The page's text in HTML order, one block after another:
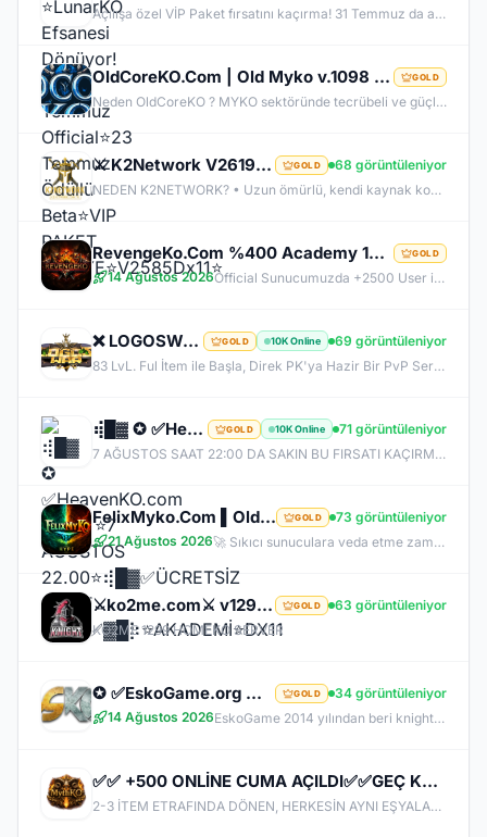
Açılışa özel VİP Paket fırsatını kaçırma! 31 Temmuz da aramıza katıl , unutamayacağın bir deneyim senin olsun!
OldCoreKO.Com | Old Myko v.1098 | Starter + Yan Pus Ücretsiz | Academy : 17 Temmuz 2026 -Cuma 21:00! GOLD
Neden OldCoreKO ? MYKO sektöründe tecrübeli ve güçlü yönetim Oyuncu geri bildirimlerine önem veren şeffaf yapı Play to Win odaklı sistem anlayışı Dengeli ekonomi ve sürdürülebilir oyun yapısı Uzun soluklu, plansız kapanma riski olmayan sunucu vizyonu Deneyimli yönetim ekibimizin rehberliğinde, uzun soluklu ve unutulmaz bir maceraya hazır olun. OldCoreKO; heyecan dolu bir ortam, PK temposunun hiç durmadığı ve MYKO’nun özünü sonuna kadar yaşayabileceğiniz eşsiz bir atmosfer.
⚔️ K2Network V2619 – Yeni Nesil Farm Dönemi! | Ücretsiz PUS | +30 Rebirth | Auto Upgrade | 7/24 Farm GOLD
68 görüntüleniyor
NEDEN K2NETWORK? • Uzun ömürlü, kendi kaynak koduna sahip gerçek bir proje – hazır dosya alıp 1 haftada patlayan server değil. • %100 farm mantığı – KC/TL zorunluluğu yok, her şey oynayarak kazanılabilir. • Upgrade sınırı yok! – +30 Rebirthe kadar ilerleyen, +5’e kadar basılan takılar! • Tamamen ücretsiz PUS, paranızı sevdiklerinize ve ailenize ayırabilirsiniz! • Upgrade oranları şeffaf – % kaç ihtimalle bastığını ekranda net görüyorsun. • Auto Upgrade sistemi oyuna direkt entegre
RevengeKo.Com %400 Academy 14 Ağustos 2026 | v.2585 Light Farm | 1500 TL Değerinde VIP Paket Hediye GOLD
14 Ağustos 2026 Official Sunucumuzda +2500 User ile sorunsuz bir şekilde sunucumuzu aktif ettik. Aktif edilen sunucumuza geç kalmış veya başlayamayan oyuncularımız için 2. Akademi Sunucumuz 14 Ağustos Cuma günü Aktif Edilecektir. %400 DROP , %400 EXP , %400 Coins Drobu olarak sunucu 14 ağustosda academy olarak aktif edilecektir. Sunucumuz 1 Lv aktif edilmesine rağmen oyuncularımızın geri kalmaması için Akademi sunucumuz 83 Lv Başlangıç Full Skill olarak aktif edilecektir.
❌ LOGOSWAR.COM ❌ [ 83/1 ] PK SERVER ▌FULL ITEM BAŞLANGIÇ ▌Adım Atamayacağın Kadar Kalabalık GOLD 10K Online
69 görüntüleniyor
83 LvL. Ful İtem ile Başla, Direk PK'ya Hazir Bir PvP Server, Full Pus'da Hediye, 10.000 Oyuncu Kitlesi ile Türkiye'nin En Kalabalık PK Serveri, Sizlerde Hemen Yerinizi Alın.
⢾█▓ ✪ ✅HeavenKO.com ✅▓█⡷⭐7 AĞUSTOS 22.00⭐⢾█▓✅ÜCRETSİZ GENİE LOOT✅▓█⡷⭐AKADEMİ⭐DX11 GOLD 10K Online
71 görüntüleniyor
7 AĞUSTOS SAAT 22:00 DA SAKIN BU FIRSATI KAÇIRMA! BİZİMLE YOLA ÇIKAN HERKES BUGÜN İPTAL! BİZ İSE 6.AYIMIZI DEVİRDİK, İLK GÜNKİ GİBİ GEÇ KALMAYACAĞIN TEK SİSTEM!
FelixMyko.Com ▌Old Myko v.1098 ▌70 Level CAP ▌Official : 21 Ağustos Cuma 22:00 ▌Starter Paket Bizden GOLD
73 görüntüleniyor
21 Ağustos 2026
🚀 Sıkıcı sunuculara veda etme zamanı geldi! ⭐ Parlayan yıldız: FelixMyko! 💰 Sürekli kazandıran yapısı, bitmek bilmeyen Farm ve PK heyecanıyla eski MyKO ruhunu yeniden yaşamaya hazır ol! 📅 Açılış: 21 Ağustos Cuma – 🕙 22:00 🌐 Adres: FelixMyko.com 🎁 2.000 TL bakiye değerinde Starter Paket HEDİYE! 🔑 Starter Paket Kodu: 99998888777766665555 🌐 Panel: https://www.felixmyko.com 👉 Discord: http://discord.gg/MYACS 🟢 WhatsApp: https://wp.felixmyko.com ⚔️ Eski günlerin efsane savaşlarını, dostluk
⚔️ko2me.com⚔️ v1299 ⚔️DİEZ ⚔️ OFFİCAL 17.07.2026⚔️ JAPKO DRAKİ SERVER GOLD
63 görüntüleniyor
KO2ME 1299 HOMEKO SERVER
✪ ✅EskoGame.org ✅▓█⡷⭐14 AĞUSTOS 22.00⭐⢾█▓✅ERKEN KAYITA VİP PAKET HEDİYE !✅▓█⡷👉 v25XX FARM 👈 GOLD
34 görüntüleniyor
14 Ağustos 2026
EskoGame 2014 yılından beri knight online pvp sektöründe kesintisiz hizmet vermektedir. Aktif sunucuları +1000 Gündür onlinedir, yeni sunucular senede 1 kere açılır, takipde kalın!
✅✅ +500 ONLİNE CUMA AÇILDI✅✅GEÇ KALMADIN YENİ BAŞLANGIC✅✅✅✅MYTHKO
2-3 İTEM ETRAFINDA DÖNEN, HERKESİN AYNI EŞYALARLA OYNADIĞI SUNUCULARDAN BIKMADIN MI? MYTHKO'DA YENİ WEAPON BOXLARI, TAKI SİSTEMLERİ, DRAGON ARMOR, PERK STAT, GÖREVLER, FARM ALANLARI VE KAZANÇ DOLU ETKİNLİKLER SENİ BEKLİYOR! ONLİNE KAL, KC KAZAN, KİLL AL PARA KAZAN, CR VE ETKİNLİKLERDEN ÖDÜLLER TOPLA. BİZDE AMAÇ SADECE PUS DEĞİL; UZUN SOLUKLU, EMEK VERDİKÇE KAZANDIĞIN GERÇEK BİR PvP DENEYİMİ!